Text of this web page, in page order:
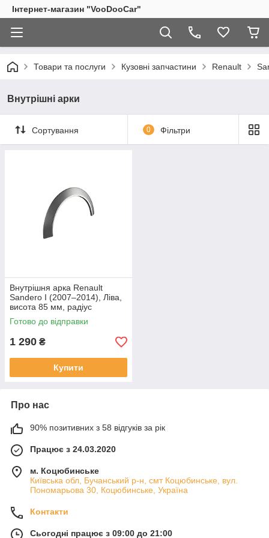
Інтернет-магазин "VooDooCar"
Товари та послуги Кузовні запчастини Renault
Внутрішні арки
Сортування 0 Фільтри
Внутрішня арка Renault
Sandero I (2007–2014), Ліва,
висота 85 мм, радіус
залежить від моделі
Готово до відправки
1 290 ₴
Купити
Про нас
90% позитивних з 58 відгуків за рік
Працює з 24.03.2020
м. Коцюбинське
Київська обл, Бучанський р-н, смт Коцюбинське, вул.
Пономарьова 30, Коцюбинське, Україна
Контакти
Сьогодні працює з 09:00 до 21:00